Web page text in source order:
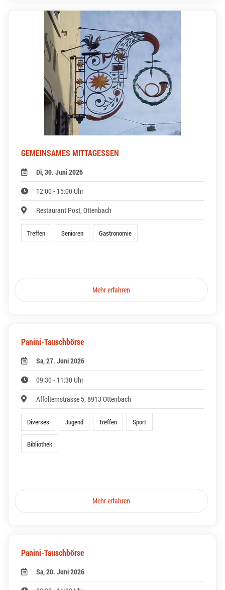
GEMEINSAMES MITTAGESSEN
Di, 30. Juni 2026
12:00 - 15:00 Uhr
Restaurant Post, Ottenbach
Treffen Senioren Gastronomie
Mehr erfahren
Panini-Tauschbörse
Sa, 27. Juni 2026
09:30 - 11:30 Uhr
Affolternstrasse 5, 8913 Ottenbach
Diverses Jugend Treffen Sport
Bibliothek
Mehr erfahren
Panini-Tauschbörse
Sa, 20. Juni 2026